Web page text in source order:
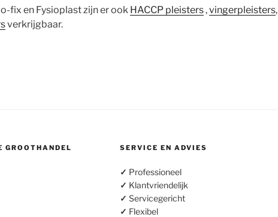
fix en Fysioplast zijn er ook HACCP pleisters ,vingerpleisters,
verkrijgbaar.
GROOTHANDEL SERVICE EN ADVIES
✓ Professioneel
✓ Klantvriendelijk
✓ Servicegericht
✓ Flexibel